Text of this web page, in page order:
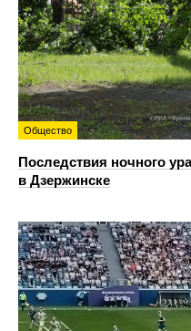
Общество
Последствия ночного
в Дзержинске